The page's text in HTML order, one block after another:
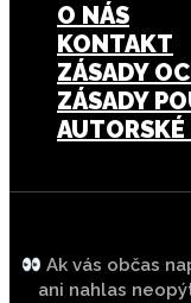
O NÁS
KONTAKT
ZÁSADY
ZÁSADY
AUTORSKÉ
Ak vás občas
ani nahlas